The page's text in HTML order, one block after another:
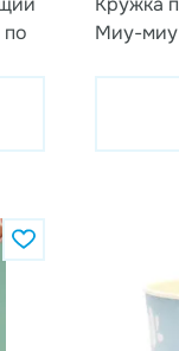
по
Миу-